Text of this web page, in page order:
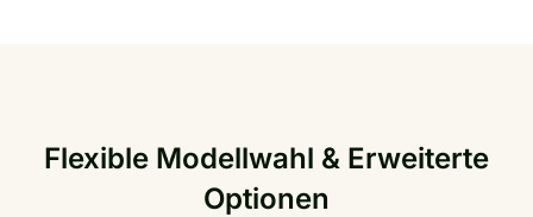
Flexible Modellwahl & Erweiterte
Optionen